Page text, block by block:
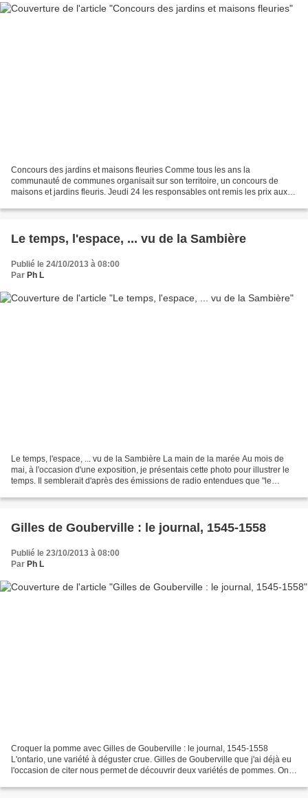
Concours des jardins et maisons fleuries Comme tous les ans la
communauté de communes organisait sur son territoire, un concours de
maisons et jardins fleuris. Jeudi 24 les responsables ont remis les prix aux
Le temps, l'espace, ... vu de la Sambière
Publié le 24/10/2013 à 08:00
Par Ph L
Le temps, l'espace, ... vu de la Sambière La main de la marée Au mois de
mai, à l'occasion d'une exposition, je présentais cette photo pour illustrer le
temps. Il semblerait d'après des émissions de radio entendues que "le
Gilles de Gouberville : le journal, 1545-1558
Publié le 23/10/2013 à 08:00
Par Ph L
Croquer la pomme avec Gilles de Gouberville : le journal, 1545-1558
L'ontario, une variété à déguster crue. Gilles de Gouberville que j'ai déjà eu
l'occasion de citer nous permet de découvrir deux variétés de pommes. On